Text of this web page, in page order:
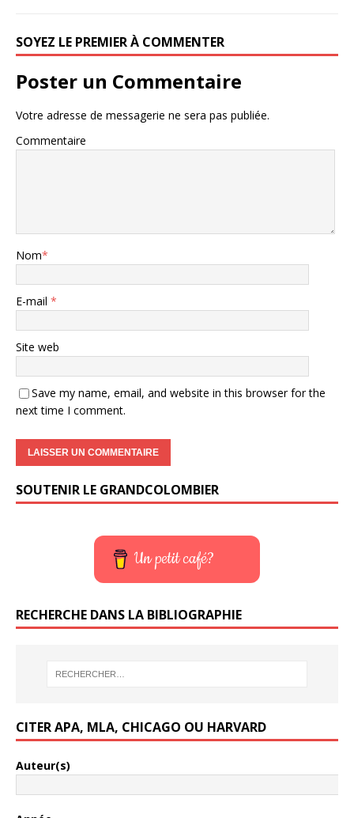
SOYEZ LE PREMIER À COMMENTER
Poster un Commentaire
Votre adresse de messagerie ne sera pas publiée.
Commentaire
Nom*
E-mail *
Site web
Save my name, email, and website in this browser for the
next time I comment.
SOUTENIR LE GRANDCOLOMBIER
Un petit café?
RECHERCHE DANS LA BIBLIOGRAPHIE
CITER APA, MLA, CHICAGO OU HARVARD
Auteur(s)